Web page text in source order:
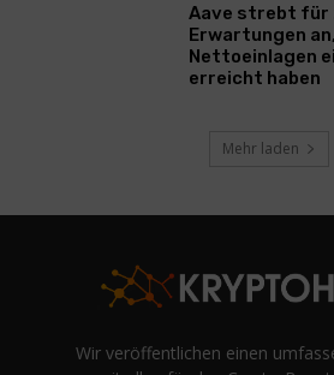
Aave strebt für
Erwartungen
Nettoeinlagen
erreicht haben
Mehr laden
Wir veröffentlichen einen